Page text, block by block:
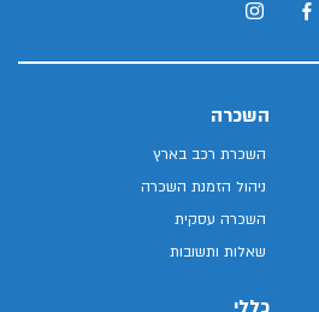
השכרה
השכרת רכב בארץ
ניהול הזמנת השכרה
השכרה עסקית
שאלות ותשובות
כללי